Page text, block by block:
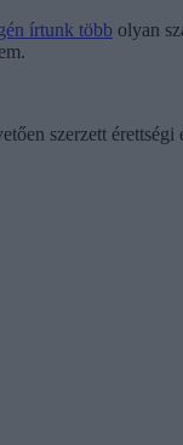
írtunk több olyan
szerzett